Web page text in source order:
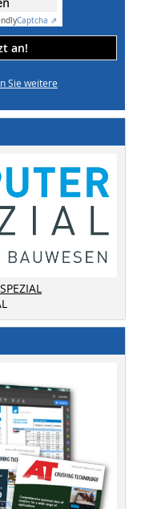
Captcha ⇗
an!
Sie weitere